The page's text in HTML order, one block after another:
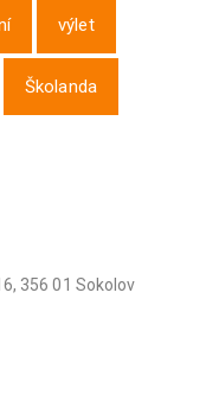
výlet
Školanda
356 01 Sokolov